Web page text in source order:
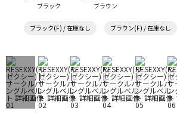
ブラック ブラウン
ブラック(F) / 在庫なし ブラウン(F) / 在庫なし